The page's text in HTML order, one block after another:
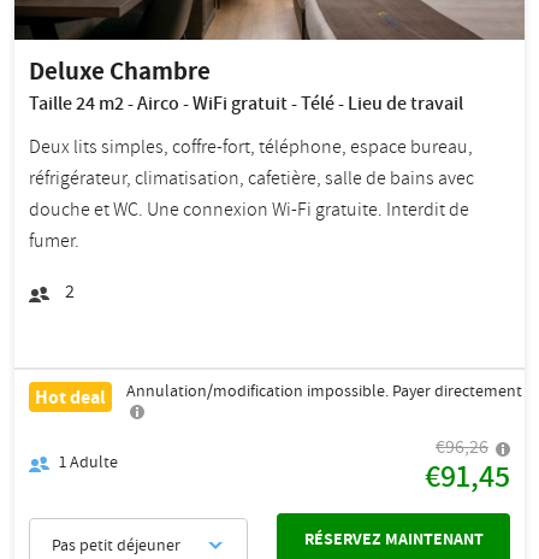
Deluxe Chambre
Taille 24 m2 - Airco - WiFi gratuit - Télé - Lieu de travail
Deux lits simples, coffre-fort, téléphone, espace bureau,
réfrigérateur, climatisation, cafetière, salle de bains avec
douche et WC. Une connexion Wi-Fi gratuite. Interdit de
fumer.
2
Hot deal Annulation/modification impossible. Payer directement
1Adulte
€96,26
€91,45
Pas petit déjeuner RÉSERVEZ MAINTENANT